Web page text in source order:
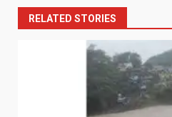
RELATED STORIES